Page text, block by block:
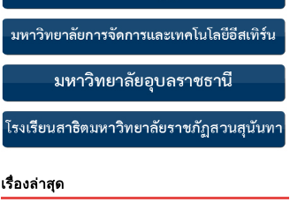
เรื่องล่าสุด